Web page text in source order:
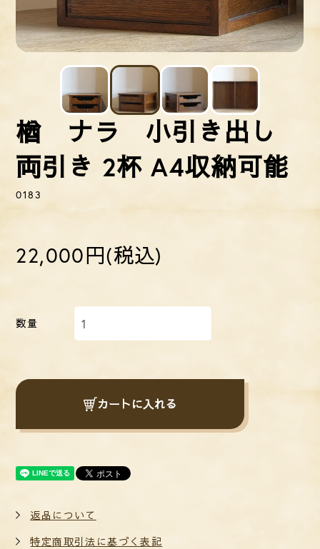
楢 ナラ 小引き出し
両引き 2杯 A4収納可能
0183
22,000円(税込)
数量
カートに入れる
返品について
特定商取引法に基づく表記